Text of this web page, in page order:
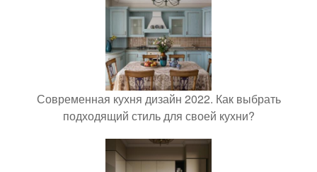
Современная кухня дизайн 2022. Как выбрать
подходящий стиль для своей кухни?